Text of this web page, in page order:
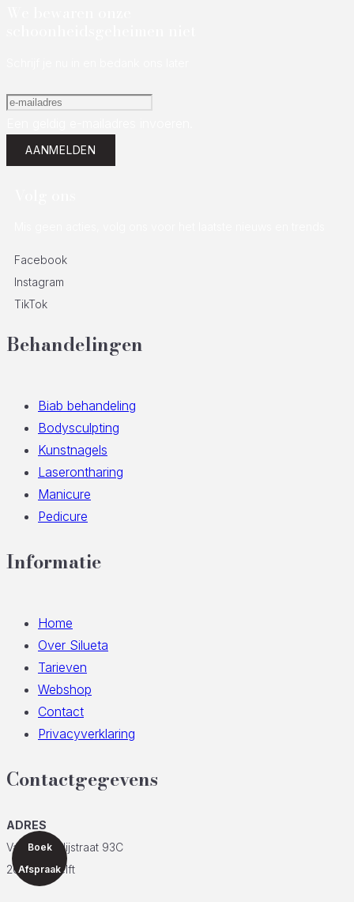
AANMELDEN
Facebook
Instagram
TikTok
Behandelingen
Biab behandeling
Bodysculpting
Kunstnagels
Laserontharing
Manicure
Pedicure
Informatie
Home
Over Silueta
Tarieven
Webshop
Contact
Privacyverklaring
Contactgegevens
ADRES
Van der Lelijstraat 93C
2614 EH Delft
Boek
Afspraak